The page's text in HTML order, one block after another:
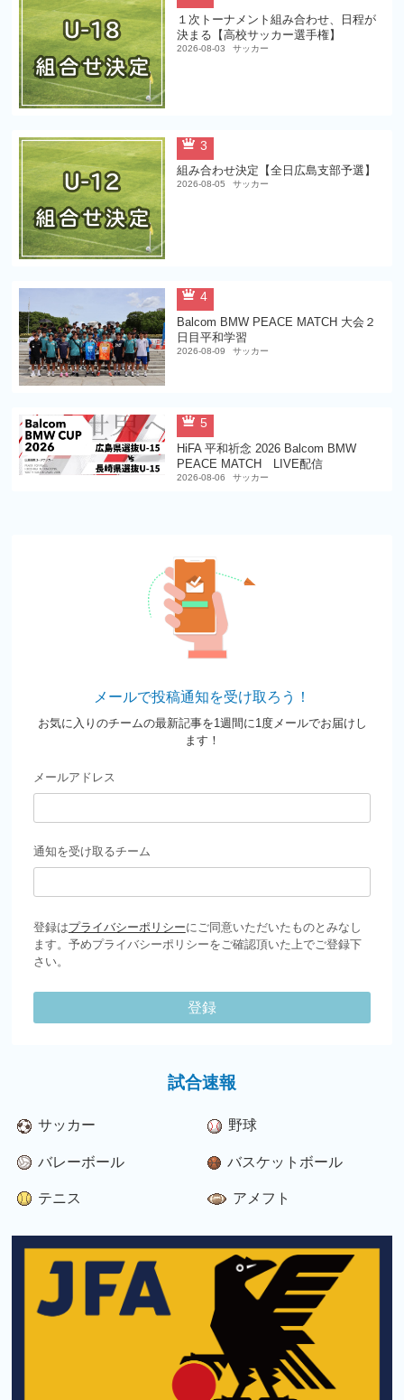
１次トーナメント組み合わせ、日程が
決まる【高校サッカー選手権】
2026-08-03 サッカー
3
組み合わせ決定【全日広島支部予選】
2026-08-05 サッカー
4
Balcom BMW PEACE MATCH 大会２
日目平和学習
2026-08-09 サッカー
5
HiFA 平和祈念 2026 Balcom BMW
PEACE MATCH LIVE配信
2026-08-06 サッカー
メールで投稿通知を受け取ろう！
お気に入りのチームの最新記事を1週間に1度メールでお届けし
ます！
メールアドレス
通知を受け取るチーム
登録はプライバシーポリシーにご同意いただいたものとみなし
ます。予めプライバシーポリシーをご確認頂いた上でご登録下
さい。
登録
試合速報
サッカー 野球
バレーボール バスケットボール
テニス アメフト